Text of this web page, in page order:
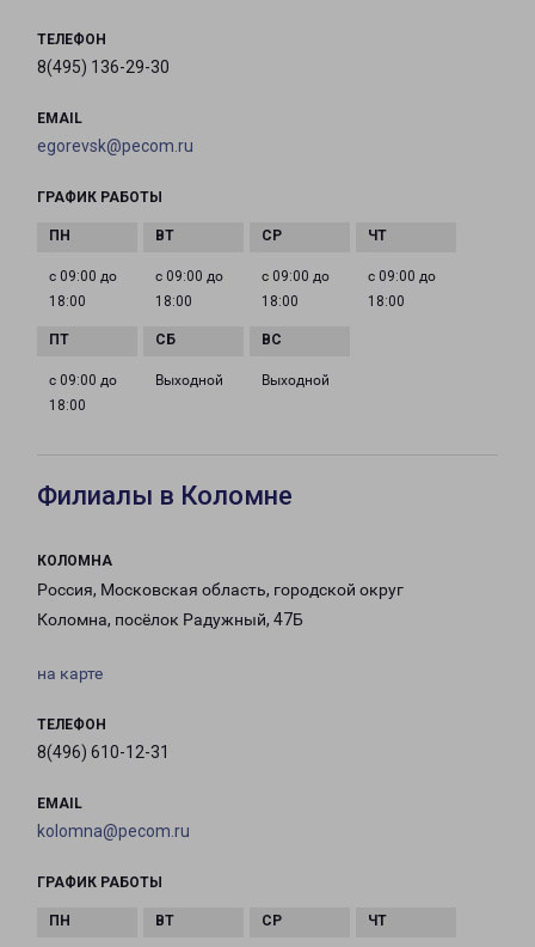
ТЕЛЕФОН
8(495) 136-29-30
EMAIL
egorevsk@pecom.ru
ГРАФИК РАБОТЫ
с 09:00 до
18:00
с 09:00 до
18:00
с 09:00 до
18:00
с 09:00 до
18:00
с 09:00 до
18:00
Выходной Выходной
Филиалы в Коломне
КОЛОМНА
Россия, Московская область, городской округ
Коломна, посёлок Радужный, 47Б
на карте
ТЕЛЕФОН
8(496) 610-12-31
EMAIL
kolomna@pecom.ru
ГРАФИК РАБОТЫ